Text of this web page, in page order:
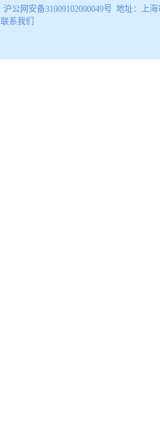
沪公网安备31009102000049号 地址：上
联系我们